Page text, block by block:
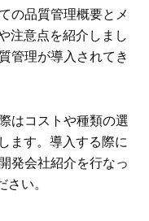
の品質管理概要とメ
注意点を紹介しまし
管理が導入されてき
はコストや種類の選
ます。導入する際に
発会社紹介を行なっ
い。